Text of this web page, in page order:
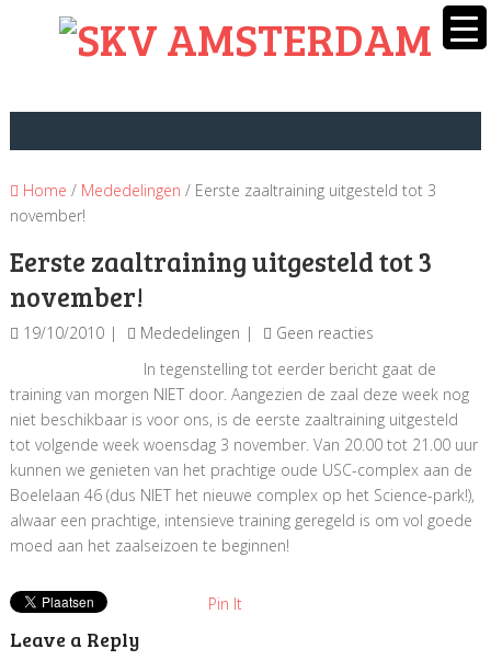
Home / Mededelingen / Eerste zaaltraining uitgesteld tot 3
november!
Eerste zaaltraining uitgesteld tot 3
november!
19/10/2010 Mededelingen
Geen reacties
In tegenstelling tot eerder bericht gaat de
training van morgen NIET door. Aangezien de zaal deze week nog
niet beschikbaar is voor ons, is de eerste zaaltraining uitgesteld
tot volgende week woensdag 3 november. Van 20.00 tot 21.00 uur
kunnen we genieten van het prachtige oude USC-complex aan de
Boelelaan 46 (dus NIET het nieuwe complex op het Science-park!),
alwaar een prachtige, intensieve training geregeld is om vol goede
moed aan het zaalseizoen te beginnen!
Pin It
Leave a Reply